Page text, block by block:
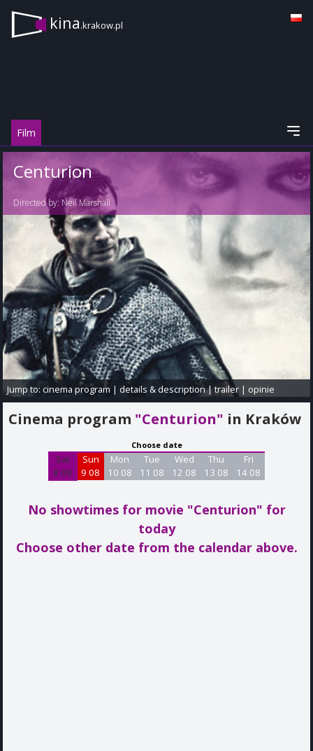
kina.krakow.pl
Film
Centurion
Directed by: Neil Marshall
Jump to:cinema program |details & description|trailer | opinie
Cinema program "Centurion" in Kraków
Choose date
Sat
8 08
Sun
9 08
Mon
10 08
Tue
11 08
Wed
12 08
Thu
13 08
Fri
14 08
No showtimes for movie "Centurion" for
today
Choose other date from the calendar above.